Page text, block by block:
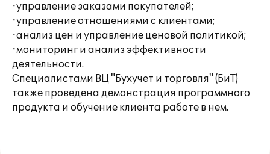
·управление заказами покупателей;
·управление отношениями с клиентами;
·анализ цен и управление ценовой политикой;
·мониторинг и анализ эффективности
деятельности.
Специалистами ВЦ "Бухучет и торговля" (БиТ)
также проведена демонстрация программного
продукта и обучение клиента работе в нем.